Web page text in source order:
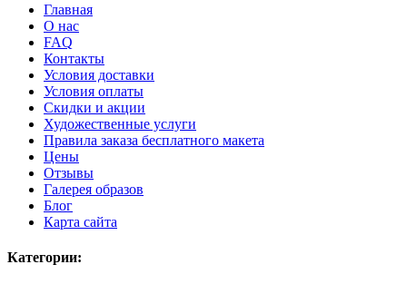
Главная
О нас
FAQ
Контакты
Условия доставки
Условия оплаты
Скидки и акции
Художественные услуги
Правила заказа бесплатного макета
Цены
Отзывы
Галерея образов
Блог
Карта сайта
Категории: